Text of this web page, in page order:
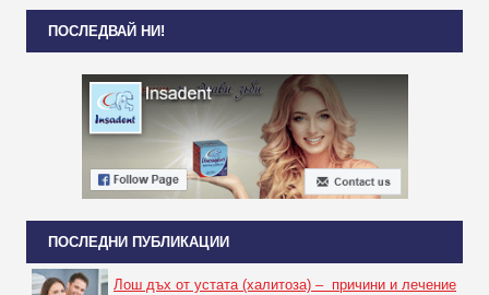
ПОСЛЕДВАЙ НИ!
ПОСЛЕДНИ ПУБЛИКАЦИИ
Лош дъх от устата (халитоза) – причини и лечение